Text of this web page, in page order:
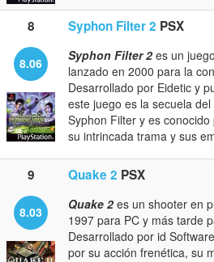
8 Syphon Filter 2 PSX
8.06 Syphon Filter 2es un
lanzado en 2000 para la
Desarrollado por Eidetic y
este juego es la secuela
Syphon Filter y es
su intrincada trama y sus
9 Quake 2 PSX
8.03 Quake 2es un shooter en
1997 para PC y más tarde
Desarrollado por id
por su acción frenética, su